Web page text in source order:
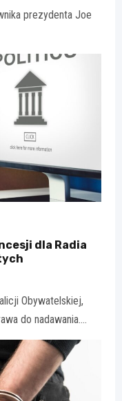
prezydenta Joe
dla Radia
Obywatelskiej,
do nadawania.…